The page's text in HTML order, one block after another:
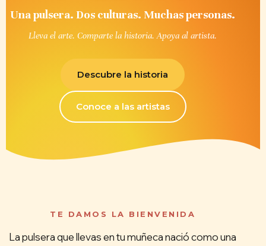
Una pulsera. Dos culturas. Muchas personas.
Lleva el arte. Comparte la historia. Apoya al artista.
Descubre la historia
Conoce a las artistas
TE DAMOS LA BIENVENIDA
La pulsera que llevas en tu muñeca nació como una